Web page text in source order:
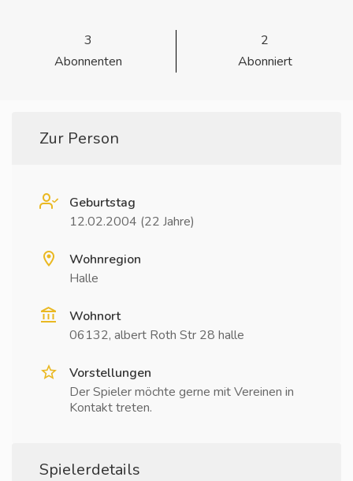
3
Abonnenten
2
Abonniert
Zur Person
Geburtstag
12.02.2004 (22 Jahre)
Wohnregion
Halle
Wohnort
06132, albert Roth Str 28 halle
Vorstellungen
Der Spieler möchte gerne mit Vereinen in
Kontakt treten.
Spielerdetails